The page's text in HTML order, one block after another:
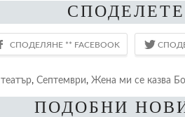
СПОДЕЛЕТЕ
театър, Септември, Жена ми се казва
ПОДОБНИ